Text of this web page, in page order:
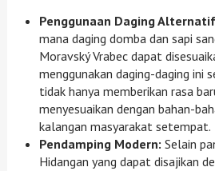
Penggunaan Daging
mana daging domba dan sapi
Moravský Vrabec dapat
menggunakan daging-daging ini
tidak hanya memberikan rasa
menyesuaikan dengan bahan-
kalangan masyarakat setempat.
Pendamping Modern: Selain
Hidangan yang dapat disajikan